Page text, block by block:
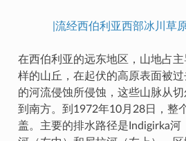
|流经西伯利亚西部冰川草
在西伯利亚的远东地区，山地占
样的山丘，在起伏的高原表面被
的河流侵蚀所侵蚀，这些山脉从
到南方。到1972年10月28日，整
盖。主要的排水路径是Indigirka河